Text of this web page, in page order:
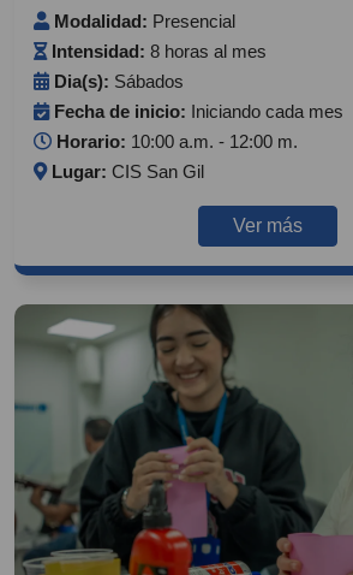
Modalidad: Presencial
Intensidad: 8 horas al mes
Dia(s): Sábados
Fecha de inicio: Iniciando cada mes
Horario: 10:00 a.m. - 12:00 m.
Lugar: CIS San Gil
Ver más